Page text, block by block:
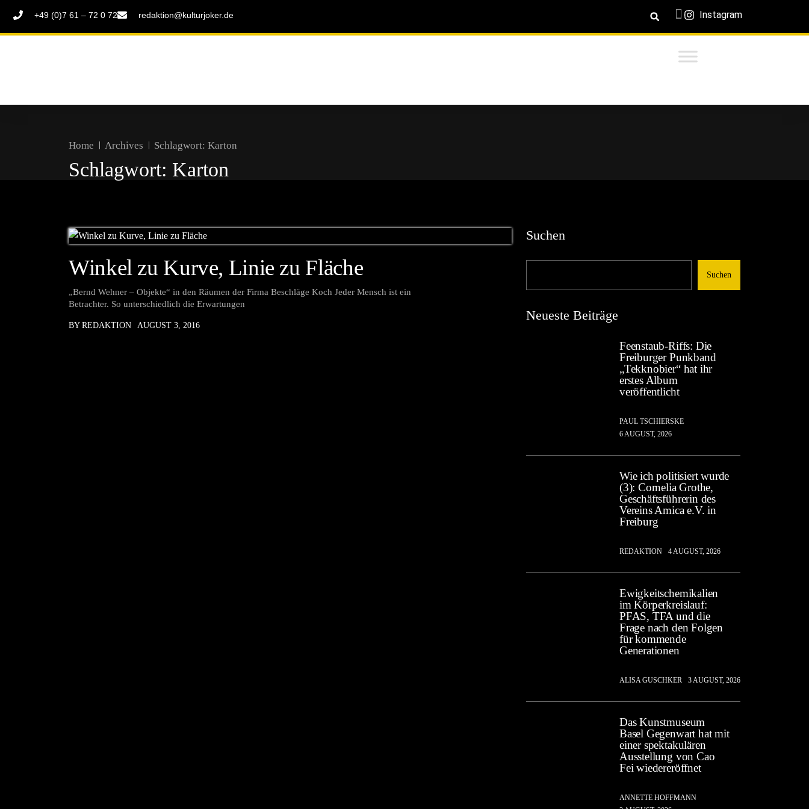
+49 (0)7 61 – 72 0 72 redaktion@kulturjoker.de Instagram
Home Archives Schlagwort: Karton
Schlagwort: Karton
Winkel zu Kurve, Linie zu Fläche
„Bernd Wehner – Objekte“ in den Räumen der Firma Beschläge Koch Jeder Mensch ist ein
Betrachter. So unterschiedlich die Erwartungen
BY REDAKTION AUGUST 3, 2016
Suchen
Suchen
Neueste Beiträge
Feenstaub-Riffs: Die
Freiburger Punkband
„Tekknobier“ hat ihr
erstes Album
veröffentlicht
PAUL TSCHIERSKE
6 AUGUST, 2026
Wie ich politisiert wurde
(3): Cornelia Grothe,
Geschäftsführerin des
Vereins Amica e.V. in
Freiburg
REDAKTION 4 AUGUST, 2026
Ewigkeitschemikalien
im Körperkreislauf:
PFAS, TFA und die
Frage nach den Folgen
für kommende
Generationen
ALISA GUSCHKER 3 AUGUST, 2026
Das Kunstmuseum
Basel Gegenwart hat mit
einer spektakulären
Ausstellung von Cao
Fei wiedereröffnet
ANNETTE HOFFMANN